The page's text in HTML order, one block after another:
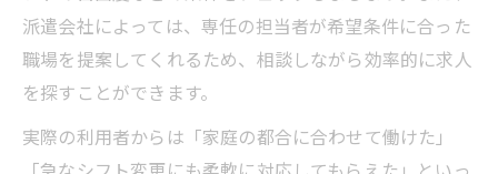
派遣会社によっては、専任の担当者が希望条件に合った
職場を提案してくれるため、相談しながら効率的に求人
を探すことができます。
実際の利用者からは「家庭の都合に合わせて働けた」